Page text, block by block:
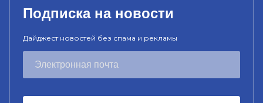
Подписка на новости
Дайджест новостей без спама и рекламы